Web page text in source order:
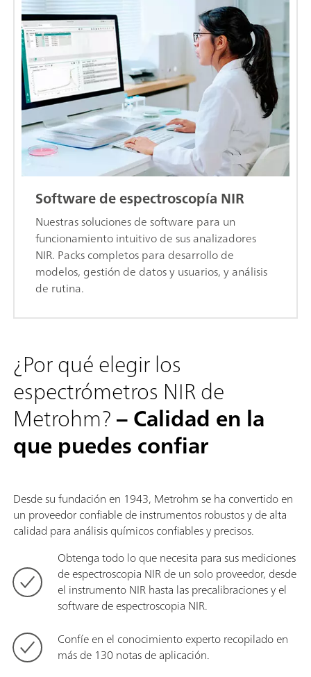
Software de espectroscopía NIR
Nuestras soluciones de software para un
funcionamiento intuitivo de sus analizadores
NIR. Packs completos para desarrollo de
modelos, gestión de datos y usuarios, y análisis
de rutina.
¿Por qué elegir los
espectrómetros NIR de
Metrohm?– Calidad en la
que puedes confiar
Desde su fundación en 1943, Metrohm se ha convertido en
un proveedor confiable de instrumentos robustos y de alta
calidad para análisis químicos confiables y precisos.
Obtenga todo lo que necesita para sus mediciones
de espectroscopia NIR de un solo proveedor, desde
el instrumento NIR hasta las precalibraciones y el
software de espectroscopia NIR.
Confíe en el conocimiento experto recopilado en
más de 130 notas de aplicación.